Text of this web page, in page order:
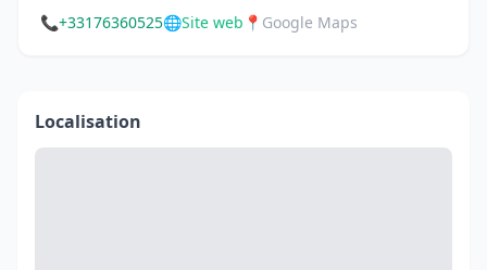
📞+33176360525🌐Site web 📍 Google Maps
Localisation